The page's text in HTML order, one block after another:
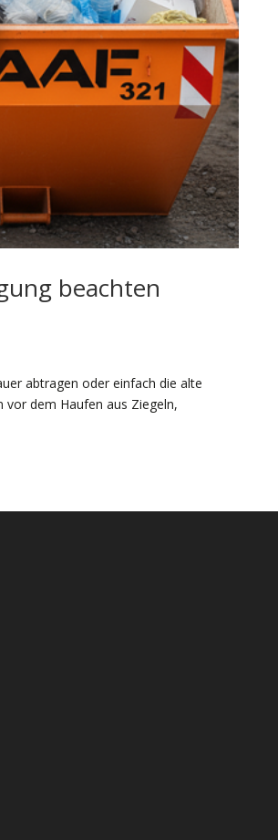
beachten
abtragen oder einfach die alte
dem Haufen aus Ziegeln,